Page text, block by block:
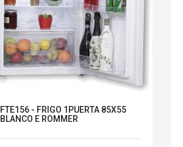
FTE156 - FRIGO 1PUERTA 85X55
BLANCO E ROMMER